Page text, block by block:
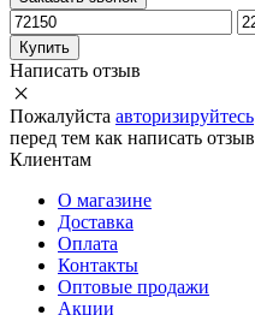
Купить
Написать отзыв
Пожалуйста авторизируйтесь
перед тем как написать отзыв
Клиентам
О магазине
Доставка
Оплата
Контакты
Оптовые продажи
Акции